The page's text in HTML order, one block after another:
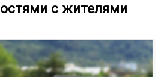
с жителями